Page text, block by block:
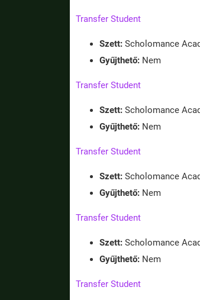
Transfer Student
Szett: Scholomance
Gyűjthető: Nem
Transfer Student
Szett: Scholomance
Gyűjthető: Nem
Transfer Student
Szett: Scholomance
Gyűjthető: Nem
Transfer Student
Szett: Scholomance
Gyűjthető: Nem
Transfer Student